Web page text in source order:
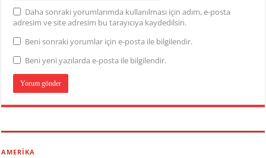
Daha sonraki yorumlarımda kullanılması için adım, e-posta
adresim ve site adresim bu tarayıcıya kaydedilsin.
Beni sonraki yorumlar için e-posta ile bilgilendir.
Beni yeni yazılarda e-posta ile bilgilendir.
AMERİKA